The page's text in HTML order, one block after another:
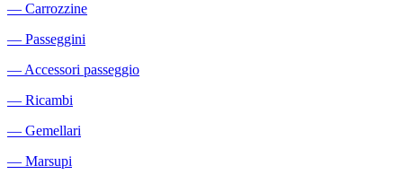
― Carrozzine
― Passeggini
― Accessori passeggio
― Ricambi
― Gemellari
― Marsupi